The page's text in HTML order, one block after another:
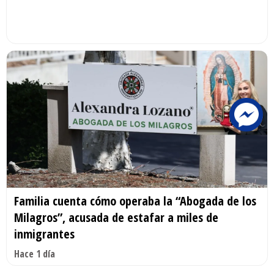
Familia cuenta cómo operaba la “Abogada de los
Milagros”, acusada de estafar a miles de
inmigrantes
Hace 1 día